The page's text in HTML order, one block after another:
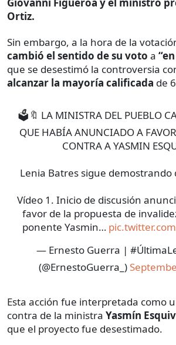
Giovanni Figueroa y el ministro
Ortiz.
Sin embargo, a la hora de la
cambió el sentido de su voto a
que se desestimó la controversia
alcanzar la mayoría calificada de
🗳️🔖 LA MINISTRA DEL PUEBLO
QUE HABÍA ANUNCIADO A FAVOR
CONTRA A YASMIN
Lenia Batres sigue demostrando
Vídeo 1. Inicio de discusión
favor de la propuesta de
ponente Yasmin…
— Ernesto Guerra |
(@ErnestoGuerra_)
Esta acción fue interpretada como
contra de la ministra Yasmín
que el proyecto fue desestimado.